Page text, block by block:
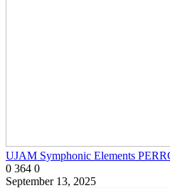
UJAM Symphonic Elements
0 364 0
September 13, 2025